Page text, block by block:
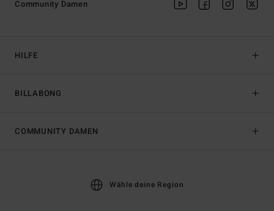
HILFE
BILLABONG
Community Damen
COMMUNITY DAMEN
Wähle deine Region